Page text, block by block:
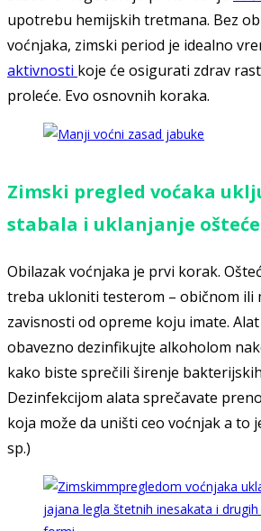
upotrebu hemijskih tretmana. Bez
voćnjaka, zimski period je idealno
aktivnosti koje će osigurati zdrav
proleće. Evo osnovnih koraka.
Zimski pregled voćaka
stabala i uklanjanje
Obilazak voćnjaka je prvi korak.
treba ukloniti testerom – običnom ili
zavisnosti od opreme koju imate.
obavezno dezinfikujte alkoholom
kako biste sprečili širenje
Dezinfekcijom alata sprečavate
koja može da uništi ceo voćnjak a to
sp.)